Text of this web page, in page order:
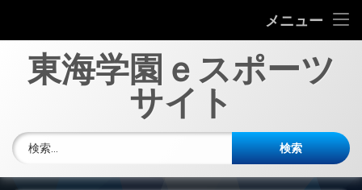
メニュー
About Us
その他活動記録
ッ
東海学園ｅスポーツ
サイト